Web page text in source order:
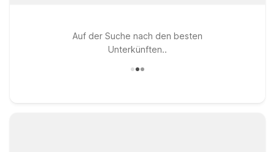
Auf der Suche nach den besten
Unterkünften..